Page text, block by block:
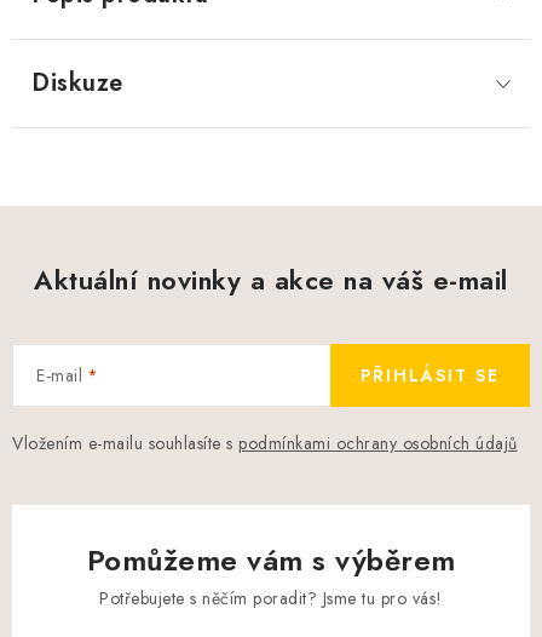
Diskuze
Aktuální novinky a akce na váš e-mail
E-mail
Vložením e-mailu souhlasíte s podmínkami ochrany osobních údajů
PŘIHLÁSIT SE
Pomůžeme vám s výběrem
Potřebujete s něčím poradit? Jsme tu pro vás!